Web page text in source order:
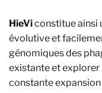
HieViconstitue ainsi
évolutive et
génomiques des
existante et explorer
constante